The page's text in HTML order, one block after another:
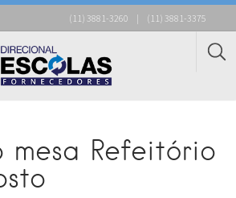
(11) 3881-3260 | (11) 3881-3375
mesa Refeitório